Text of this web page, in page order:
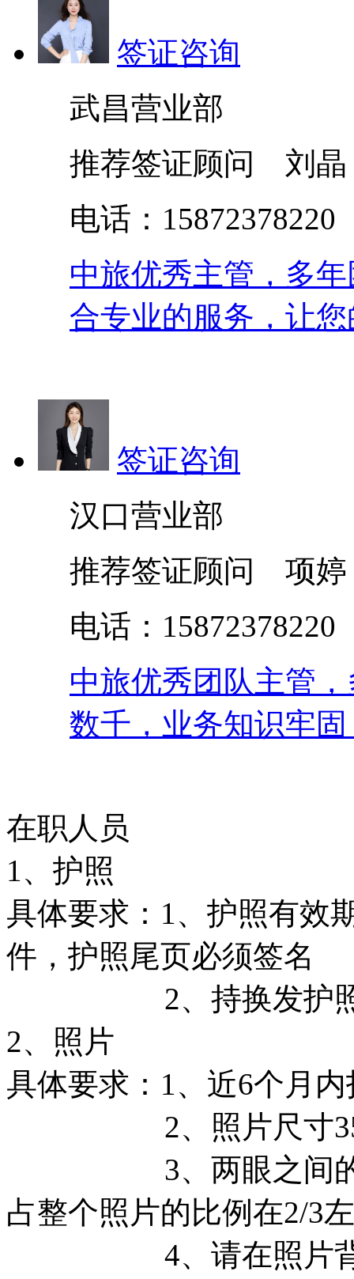
签证咨询
武昌营业部
推荐签证顾问 刘晶
电话：
中旅优秀主管，多
合专业的服务，让
签证咨询
汉口营业部
推荐签证顾问 项婷
电话：
中旅优秀团队主管
数千，业务知识牢
在职人员
1、护照
具体要求：1、护照有效
件，护照尾页必须签名
2、持换发护照者
2、照片
具体要求：1、近6个月
2、照片尺寸
3、两眼之间的间
占整个照片的比例在2/3
4、请在照片背面